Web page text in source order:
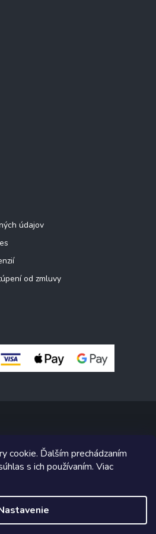
cookie. Ďalším prechádzaním
s ich používaním. Viac
údajov
od zmluvy
stoly, lavice . Všetky práva vyhradené.
cookies
implementoval
.
Vytvoril Shoptet